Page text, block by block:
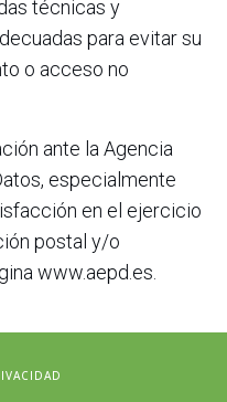
técnicas y
para evitar su
o acceso no
ante la Agencia
especialmente
en el ejercicio
postal y/o
www.aepd.es.